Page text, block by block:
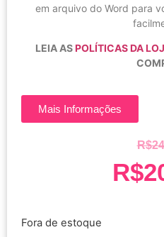
em arquivo do Word para
LEIA ASPOLÍTICAS DA
Mais Informações
R$
R$
Fora de estoque